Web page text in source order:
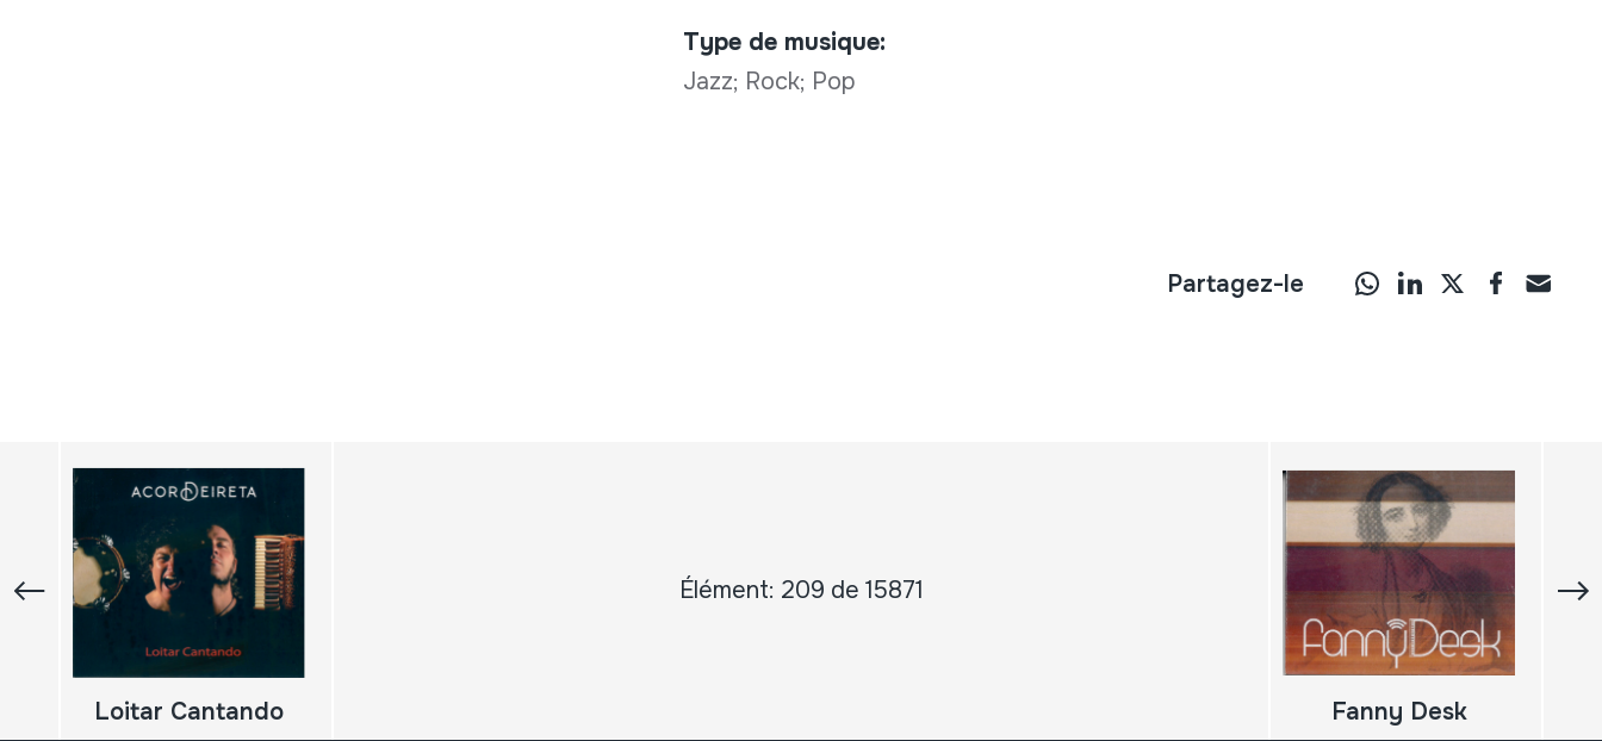
Type de musique:
Jazz; Rock; Pop
Partagez-le
Élément: 209 de 15871
Loitar Cantando Fanny Desk